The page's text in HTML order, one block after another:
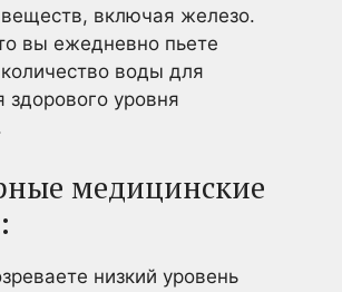
веществ, включая железо.
вы ежедневно пьете
воды для
уровня
медицинские
низкий уровень